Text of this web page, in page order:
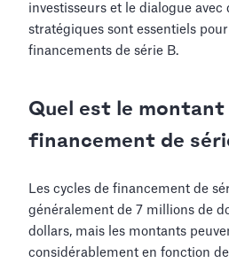
investisseurs et le dialogue avec
stratégiques sont essentiels
financements de série B.
Quel est le montant
financement de
Les cycles de financement de
généralement de 7 millions de
dollars, mais les montants
considérablement en fonction